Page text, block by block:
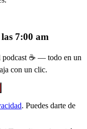
7:00 am
podcast ☕ — todo en un
con un clic.
. Puedes darte de